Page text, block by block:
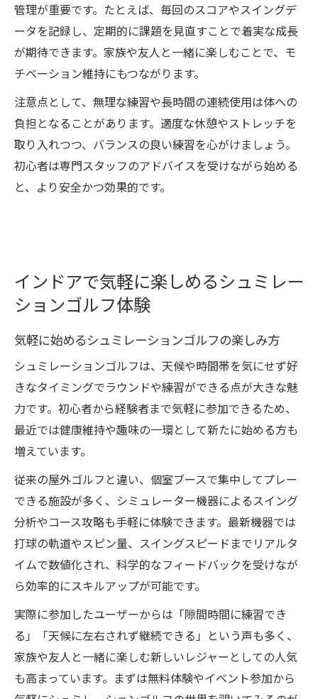
管理が重要です。たとえば、毎回のスコアやスイングデ
ータを記録し、定期的に課題を見直すことで着実な成長
が期待できます。家族や友人と一緒に楽しむことで、モ
チベーション維持にもつながります。
注意点として、無理な練習や長時間の連続使用は体への
負担となることがあります。適度な休憩やストレッチを
取り入れつつ、バランスの良い練習を心がけましょう。
初心者は専門スタッフのアドバイスを受けながら始める
と、より安全かつ効果的です。
インドアで気軽に楽しめるシュミレー
ションゴルフ体験
気軽に始めるシュミレーションゴルフの楽しみ方
シュミレーションゴルフは、天候や時間帯を気にせず好
きなタイミングでラウンドや練習ができる点が大きな魅
力です。初心者から経験者まで気軽に参加できるため、
最近では健康維持や趣味の一環として新たに始める方も
増えています。
従来の屋外ゴルフと違い、個室ブースで集中してプレー
できる施設が多く、シミュレーター機器によるスイング
分析やコース攻略も手軽に体験できます。最新機器では
打球の軌道やスピン量、スイングスピードまでリアルタ
イムで数値化され、科学的なフィードバックを受けなが
ら効率的にスキルアップが可能です。
実際に参加したユーザーからは「隙間時間に練習でき
る」「天候に左右されず継続できる」という声も多く、
家族や友人と一緒に楽しむ新しいレジャーとしての人気
も高まっています。まずは無料体験やイベント参加から